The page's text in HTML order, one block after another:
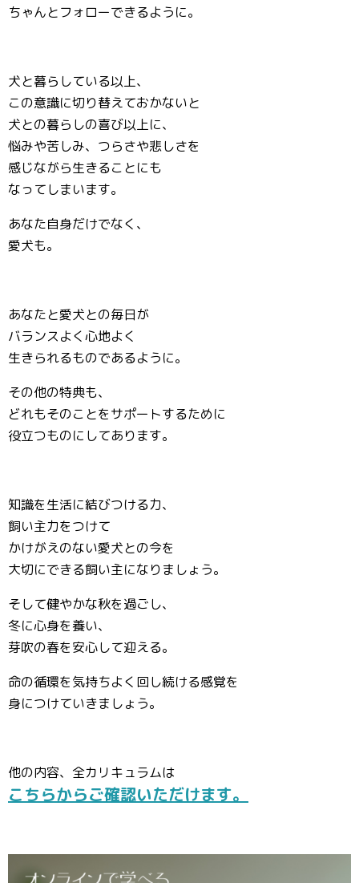
ちゃんとフォローできるように。
犬と暮らしている以上、
この意識に切り替えておかないと
犬との暮らしの喜び以上に、
悩みや苦しみ、つらさや悲しさを
感じながら生きることにも
なってしまいます。
あなた自身だけでなく、
愛犬も。
あなたと愛犬との毎日が
バランスよく心地よく
生きられるものであるように。
その他の特典も、
どれもそのことをサポートするために
役立つものにしてあります。
知識を生活に結びつける力、
飼い主力をつけて
かけがえのない愛犬との今を
大切にできる飼い主になりましょう。
そして健やかな秋を過ごし、
冬に心身を養い、
芽吹の春を安心して迎える。
命の循環を気持ちよく回し続ける感覚を
身につけていきましょう。
他の内容、全カリキュラムは
こちらからご確認いただけます。